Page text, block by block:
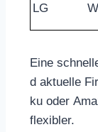
LG
Eine
d aktuelle
ku oder
flexibler.